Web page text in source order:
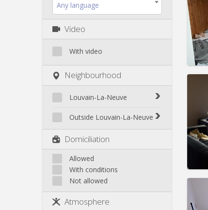
Any language
Video
With video
Neighbourhood
Louvain-La-Neuve
Biéreau
Centre
L'Hocaille
La Baraque
Lauzelle
Outside Louvain-La-Neuve
Genappe
Mont-Saint-Guibert
Nivelles
Ottignies
Rixensart
Domiciliation
Allowed
With conditions
Not allowed
Atmosphere